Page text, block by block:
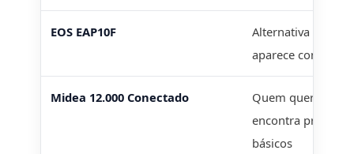
EOS EAP10F
Alternativa de
aparece com bom
Midea 12.000 Conectado
Quem quer
encontra preço
básicos